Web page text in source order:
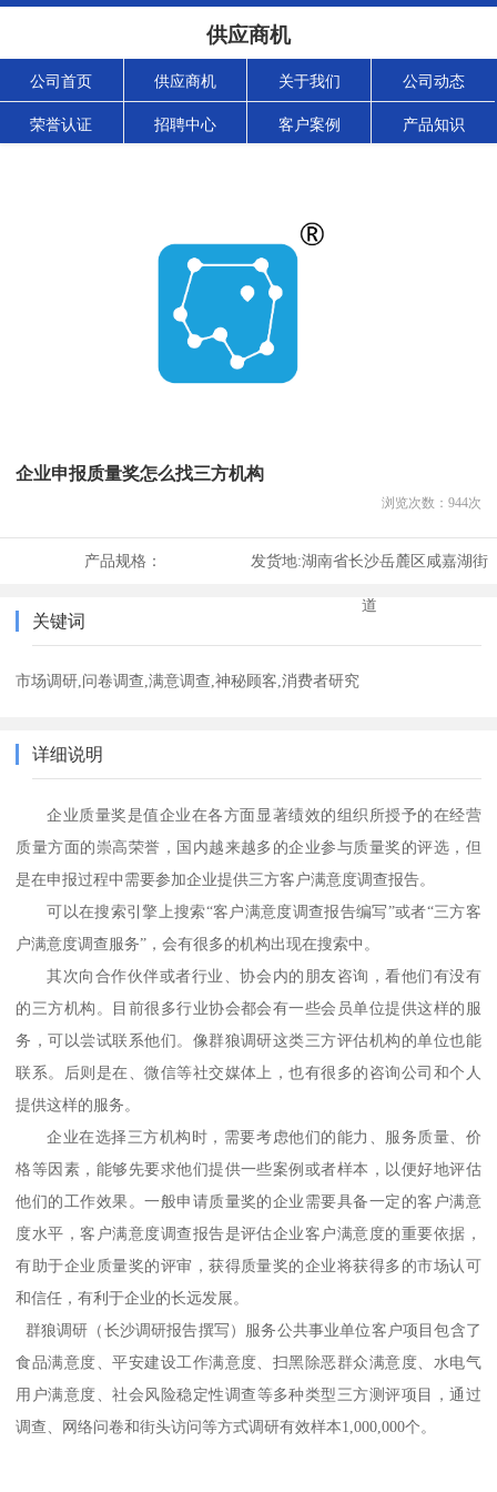
供应商机
公司首页 供应商机 关于我们 公司动态
荣誉认证 招聘中心 客户案例 产品知识
企业申报质量奖怎么找三方机构
浏览次数： 944次
产品规格： 发货地:湖南省长沙岳麓区咸嘉湖街
道
关键词
市场调研,问卷调查,满意调查,神秘顾客,消费者研究
详细说明
企业质量奖是值企业在各方面显著绩效的组织所授予的在经营
质量方面的崇高荣誉，国内越来越多的企业参与质量奖的评选，但
是在申报过程中需要参加企业提供三方客户满意度调查报告。
可以在搜索引擎上搜索“客户满意度调查报告编写”或者“三方客
户满意度调查服务”，会有很多的机构出现在搜索中。
其次向合作伙伴或者行业 、协会 内的朋友咨询，看他们有没有
的三方机构。
目前很多行业协会都会有一些会员单位提供这样的服
务，可以尝试联系他们。 像群狼调研这类三方评估机构的单位也能
联系。后则是在、微信等社交媒体上，也有很多的咨询公司和个人
提供这样的服务。
企业在选择三方机构时，需要考虑他们的能力、服务质量、价
格等因素，能够先要求他们提供一些案例或者样本，以便好地评估
他们的工作效果。一般申请质量奖的企业需要具备一定的客户满意
度水平，客户满意度调查报告是评估企业客户满意度的重要依据，
有助于企业质量奖的评审，获得质量奖的企业将获得多的市场认可
和信任，有利于企业的长远发展。
群狼调研（长沙调研报告撰写） 服务公共事业单位客户项目包含了
食品满意度、平安建设工作满意度、扫黑除恶群众满意度、 水电气
用户满意度、社会风险稳定性调查等多种类型三方测评项目
，通过
调查、网络问卷和街头访问等方式调研有效样本1,000,000个。